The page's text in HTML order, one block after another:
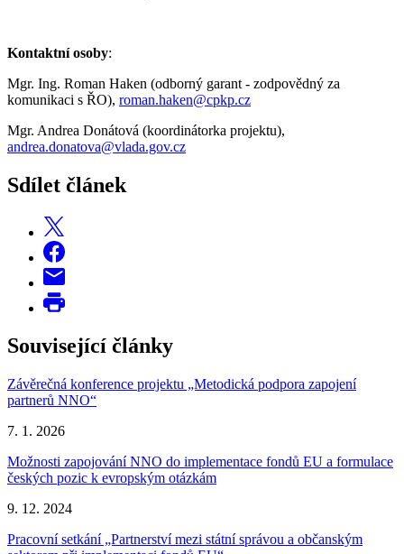
Kontaktní osoby:
Mgr. Ing. Roman Haken (odborný garant - zodpovědný za
komunikaci s ŘO), roman.haken@cpkp.cz
Mgr. Andrea Donátová (koordinátorka projektu),
andrea.donatova@vlada.gov.cz
Sdílet článek
Související články
Závěrečná konference projektu „Metodická podpora zapojení
partnerů NNO“
7. 1. 2026
Možnosti zapojování NNO do implementace fondů EU a formulace
českých pozic k evropským otázkám
9. 12. 2024
Pracovní setkání „Partnerství mezi státní správou a občanským